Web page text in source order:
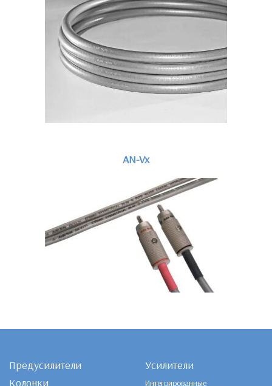
AN-Vx
Предусилители
Колонки
Усилители
Интегрированные